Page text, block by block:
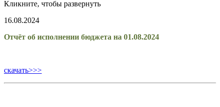
Кликните, чтобы развернуть
16.08.2024
Отчёт об исполнении бюджета на 01.08.2024
скачать>>>